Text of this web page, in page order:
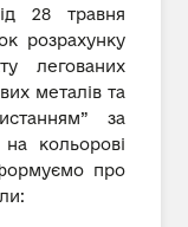
28 травня
розрахунку
легованих
металів та
за
на кольорові
про